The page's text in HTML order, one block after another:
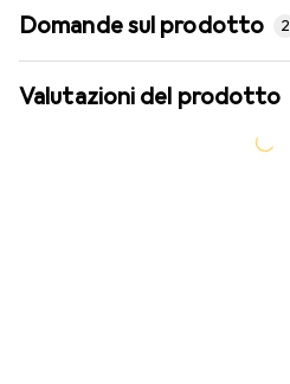
Domande sul prodotto 2
Valutazioni del prodotto